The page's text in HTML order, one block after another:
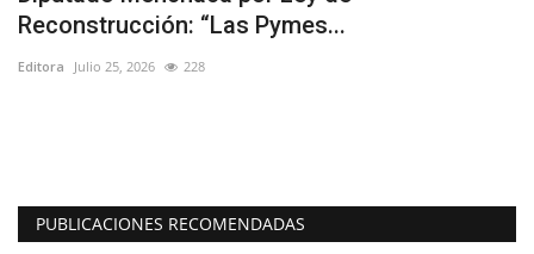
Reconstrucción: “Las Pymes...
Editora Julio 25, 2026 228
PUBLICACIONES RECOMENDADAS